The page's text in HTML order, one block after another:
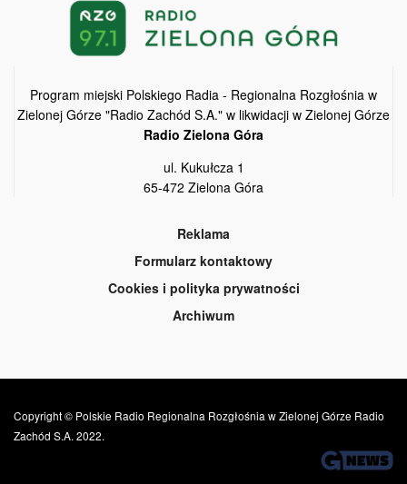
Program miejski Polskiego Radia - Regionalna Rozgłośnia w
Zielonej Górze "Radio Zachód S.A." w likwidacji w Zielonej Górze
Radio Zielona Góra
ul. Kukułcza 1
65-472 Zielona Góra
Reklama
Formularz kontaktowy
Cookies i polityka prywatności
Archiwum
Copyright © Polskie Radio Regionalna Rozgłośnia w Zielonej Górze Radio
Zachód S.A. 2022.